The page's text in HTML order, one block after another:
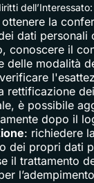
dell’Interessato:
ottenere la
dati personali
conoscere il
delle modalità
rettificazione
è possibile
dopo il
: richiedere
dei propri dati
il trattamento